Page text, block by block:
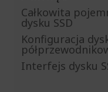
Całkowita
dysku SSD
Konfiguracja
Interfejs dysku